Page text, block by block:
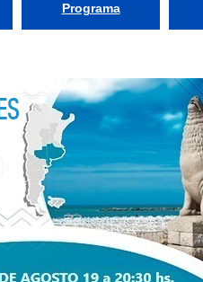
Programa